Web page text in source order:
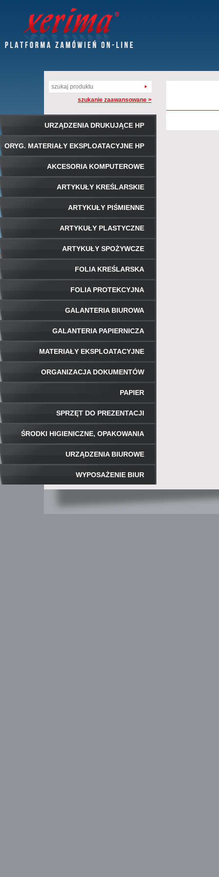
szukanie zaawansowane >
URZĄDZENIA DRUKUJĄCE HP
ORYG. MATERIAŁY EKSPLOATACYJNE HP
AKCESORIA KOMPUTEROWE
ARTYKUŁY KREŚLARSKIE
ARTYKUŁY PIŚMIENNE
ARTYKUŁY PLASTYCZNE
ARTYKUŁY SPOŻYWCZE
FOLIA KREŚLARSKA
FOLIA PROTEKCYJNA
GALANTERIA BIUROWA
GALANTERIA PAPIERNICZA
MATERIAŁY EKSPLOATACYJNE
ORGANIZACJA DOKUMENTÓW
PAPIER
SPRZĘT DO PREZENTACJI
ŚRODKI HIGIENICZNE, OPAKOWANIA
URZĄDZENIA BIUROWE
WYPOSAŻENIE BIUR